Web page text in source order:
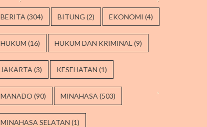
BERITA (304) BITUNG (2) EKONOMI (4)
HUKUM (16) HUKUM DAN KRIMINAL (9)
JAKARTA (3) KESEHATAN (1)
MANADO (90) MINAHASA (503)
MINAHASA SELATAN (1)